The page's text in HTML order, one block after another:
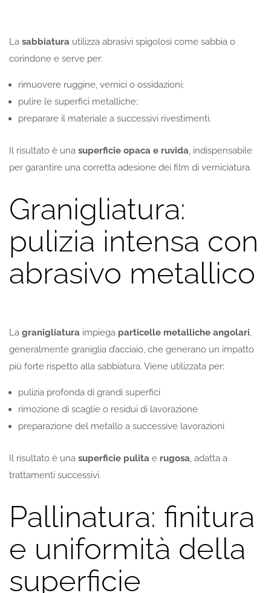
La sabbiatura utilizza abrasivi spigolosi come sabbia o
corindone e serve per:
rimuovere ruggine, vernici o ossidazioni;
pulire le superfici metalliche;
preparare il materiale a successivi rivestimenti.
Il risultato è una superficie opaca e ruvida, indispensabile
per garantire una corretta adesione dei film di verniciatura.
Granigliatura:
pulizia intensa con
abrasivo metallico
La granigliatura impiega particelle metalliche angolari,
generalmente graniglia d’acciaio, che generano un impatto
più forte rispetto alla sabbiatura. Viene utilizzata per:
pulizia profonda di grandi superfici
rimozione di scaglie o residui di lavorazione
preparazione del metallo a successive lavorazioni
Il risultato è una superficie pulita e rugosa, adatta a
trattamenti successivi.
Pallinatura: finitura
e uniformità della
superficie